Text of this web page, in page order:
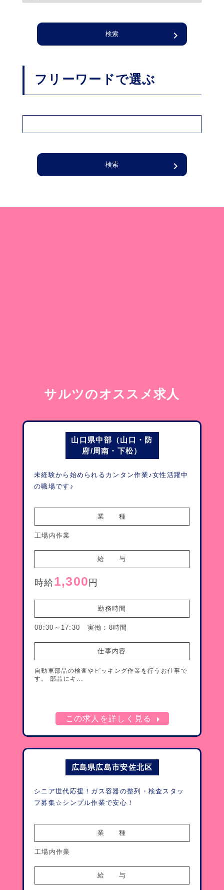
フリーワードで選ぶ
サルツのオススメ求人
山口県中部（山口・防
府/周南・下松）
未経験から始められるカンタン作業♪女性活躍中
の職場です♪
業　　種
工場内作業
給　　与
時給 1,300 円
勤務時間
08:30～17:30 実働：8時間
仕事内容
自動車部品の検査やピッキング作業を行うお仕事で
す。 部品にキ...
この求人を詳しく見る arrow_right
広島県広島市安佐北区
シニア世代応援！ガス容器の整列・検査スタッ
フ募集☆シンプル作業で安心！
業　　種
工場内作業
給　　与